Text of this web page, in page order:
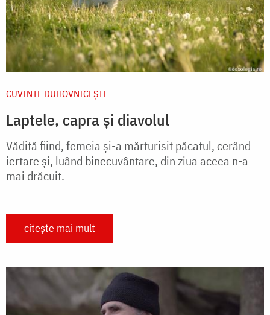
CUVINTE DUHOVNICEȘTI
Laptele, capra și diavolul
Vădită fiind, femeia și-a mărturisit păcatul, cerând
iertare și, luând binecuvântare, din ziua aceea n-a
mai drăcuit.
citește mai mult